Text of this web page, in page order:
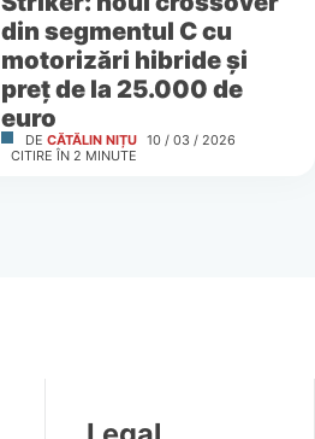
din segmentul C cu
motorizări hibride și
preț de la 25.000 de
euro
DE CĂTĂLIN NIȚU 10 / 03 / 2026
CITIRE ÎN 2 MINUTE